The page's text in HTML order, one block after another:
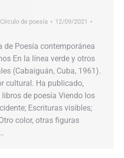
Círculo de poesía
12/09/2021
de Poesía contemporánea
En la línea verde y otros
(Cabaiguán, Cuba, 1961).
cultural. Ha publicado,
de poesía Viendo los
Escrituras visibles;
color, otras figuras